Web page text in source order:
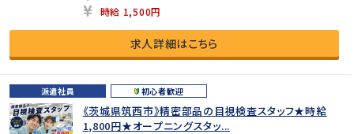
時給 1,500円
求人詳細はこちら
派遣社員 初心者歓迎
《茨城県筑西市》精密部品の目視検査スタッフ★時給
1,800円★オープニングスタッ...